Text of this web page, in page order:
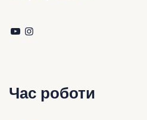
Час роботи